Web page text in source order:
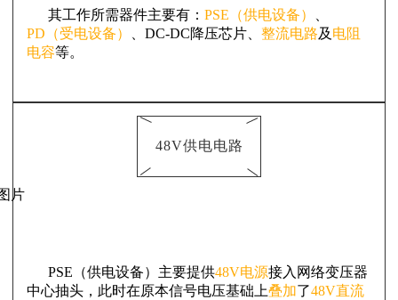
其工作所需器件主要有： PSE（供电设备）
PD（受电设备）
、DC-DC降压芯片、 整流电路及 电阻
电容等。
48V供电电路
PSE（供电设备）主要提供48V电源接入网络变压器
中心抽头，此时在原本信号电压基础上叠加了48V直流